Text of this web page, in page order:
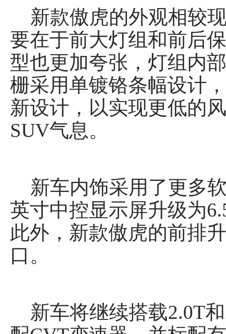
新款傲虎的外观相较
要在于前大灯组和前后
型也更加夸张，灯组内
栅采用单镀铬条幅设计
新设计，以实现更低的
SUV气息。
新车内饰采用了更多
英寸中控显示屏升级为
此外，新款傲虎的前排
口。
新车将继续搭载2.0T